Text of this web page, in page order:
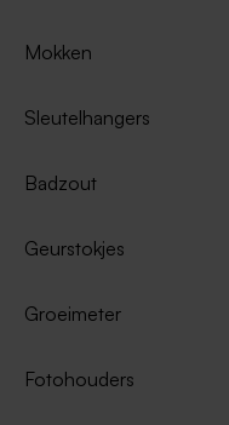
Mokken
Sleutelhangers
Badzout
Geurstokjes
Groeimeter
Fotohouders